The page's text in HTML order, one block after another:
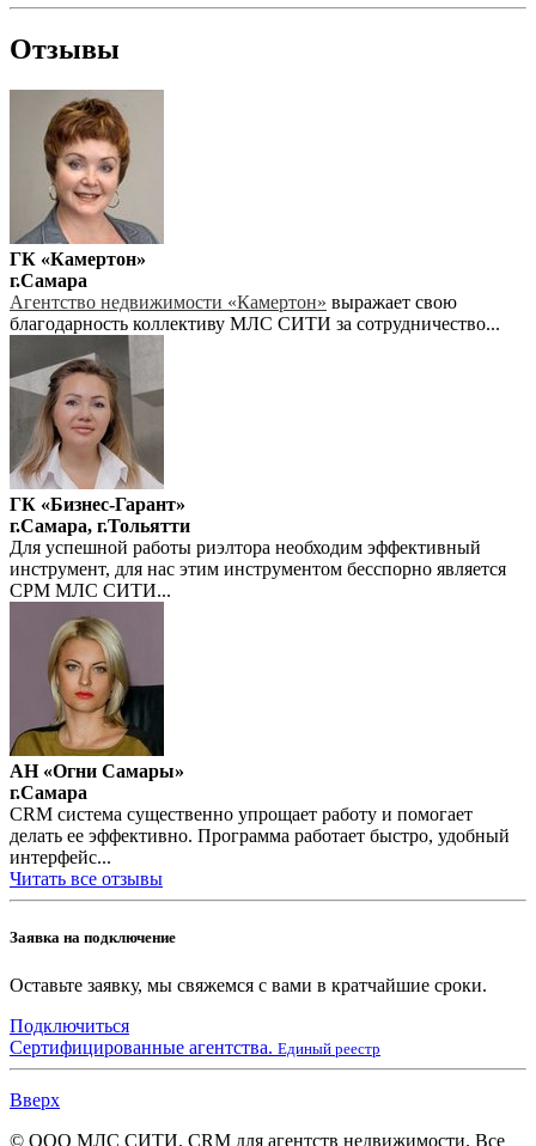
Отзывы
ГК «Камертон»
г.Самара
Агентство недвижимости «Камертон» выражает свою
благодарность коллективу МЛС СИТИ за сотрудничество...
ГК «Бизнес-Гарант»
г.Самара, г.Тольятти
Для успешной работы риэлтора необходим эффективный
инструмент, для нас этим инструментом бесспорно является
СРМ МЛС СИТИ...
АН «Огни Самары»
г.Самара
CRM система существенно упрощает работу и помогает
делать ее эффективно. Программа работает быстро, удобный
интерфейс...
Читать все отзывы
Заявка на подключение
Оставьте заявку, мы свяжемся с вами в кратчайшие сроки.
Подключиться
Сертифицированные агентства. Единый реестр
Вверх
© ООО МЛС СИТИ. CRM для агентств недвижимости. Все